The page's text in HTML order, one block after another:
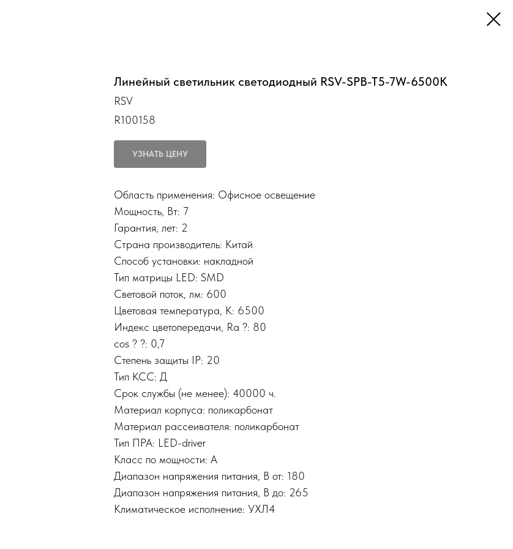
Линейный светильник светодиодный RSV-SPB-T5-7W-6500K
RSV
R100158
УЗНАТЬ ЦЕНУ
Область применения: Офисное освещение
Мощность, Вт: 7
Гарантия, лет: 2
Страна производитель: Китай
Способ установки: накладной
Тип матрицы LED: SMD
Световой поток, лм: 600
Цветовая температура, К: 6500
Индекс цветопередачи, Ra ?: 80
cos ? ?: 0,7
Степень защиты IP: 20
Тип КСС: Д
Срок службы (не менее): 40000 ч.
Материал корпуса: поликарбонат
Материал рассеивателя: поликарбонат
Тип ПРА: LED-driver
Класс по мощности: A
Диапазон напряжения питания, В от: 180
Диапазон напряжения питания, В до: 265
Климатическое исполнение: УХЛ4